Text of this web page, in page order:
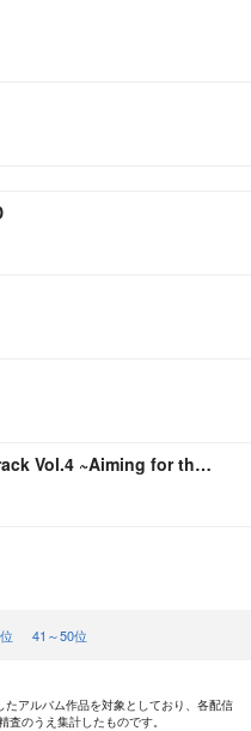
Blue Archive Original Soundtrack Vol.4 ~Aiming for the ideal freedom~
41～50位
アルバム作品を対象としており、各配信
のうえ集計したものです。